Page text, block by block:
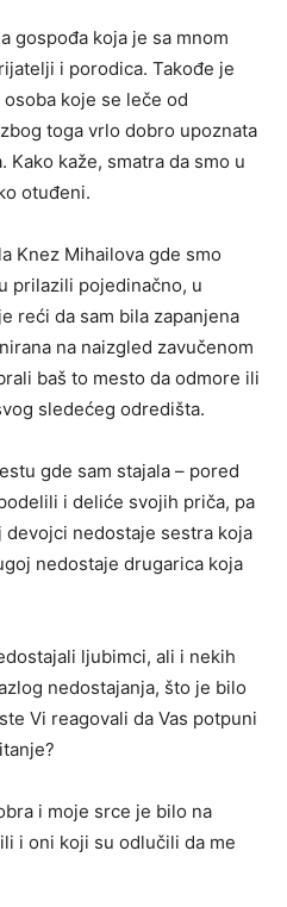
gospođa koja je sa mnom
i porodica. Takođe je
koje se leče od
toga vrlo dobro upoznata
Kako kaže, smatra da smo u
otuđeni.
Knez Mihailova gde smo
prilazili pojedinačno, u
reći da sam bila zapanjena
na naizgled zavučenom
baš to mesto da odmore ili
sledećeg odredišta.
gde sam stajala – pored
i deliće svojih priča, pa
devojci nedostaje sestra koja
nedostaje drugarica koja
ljubimci, ali i nekih
nedostajanja, što je bilo
Vi reagovali da Vas potpuni
i moje srce je bilo na
i oni koji su odlučili da me